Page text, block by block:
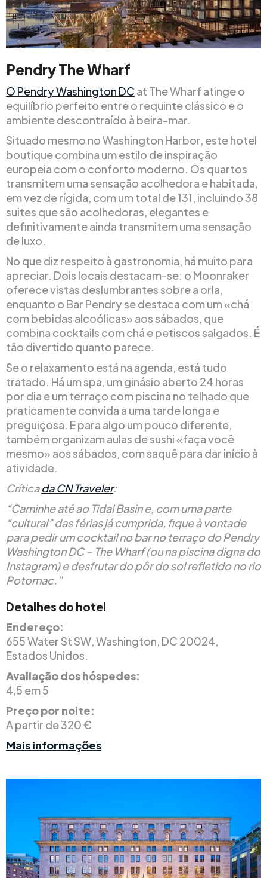
Pendry The Wharf
O Pendry Washington DC at The Wharf atinge o
equilíbrio perfeito entre o requinte clássico e o
ambiente descontraído à beira-mar.
Situado mesmo no Washington Harbor, este hotel
boutique combina um estilo de inspiração
europeia com o conforto moderno. Os quartos
transmitem uma sensação acolhedora e habitada,
em vez de rígida, com um total de 131, incluindo 38
suites que são acolhedoras, elegantes e
definitivamente ainda transmitem uma sensação
de luxo.
No que diz respeito à gastronomia, há muito para
apreciar. Dois locais destacam-se: o Moonraker
oferece vistas deslumbrantes sobre a orla,
enquanto o Bar Pendry se destaca com um «chá
com bebidas alcoólicas» aos sábados, que
combina cocktails com chá e petiscos salgados. É
tão divertido quanto parece.
Se o relaxamento está na agenda, está tudo
tratado. Há um spa, um ginásio aberto 24 horas
por dia e um terraço com piscina no telhado que
praticamente convida a uma tarde longa e
preguiçosa. E para algo um pouco diferente,
também organizam aulas de sushi «faça você
mesmo» aos sábados, com saquê para dar início à
atividade.
Críticada CN Traveler:
“Caminhe até ao Tidal Basin e, com uma parte
“cultural” das férias já cumprida, fique à vontade
para pedir um cocktail no bar no terraço do Pendry
Washington DC – The Wharf (ou na piscina digna do
Instagram) e desfrutar do pôr do sol refletido no rio
Potomac.”
Detalhes do hotel
Endereço:
655 Water St SW, Washington, DC 20024,
Estados Unidos.
Avaliação dos hóspedes:
4,5 em 5
Preço por noite:
A partir de 320 €
Mais informações